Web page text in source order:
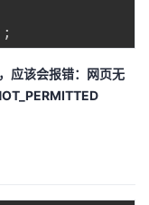
;
应该会报错：网页无